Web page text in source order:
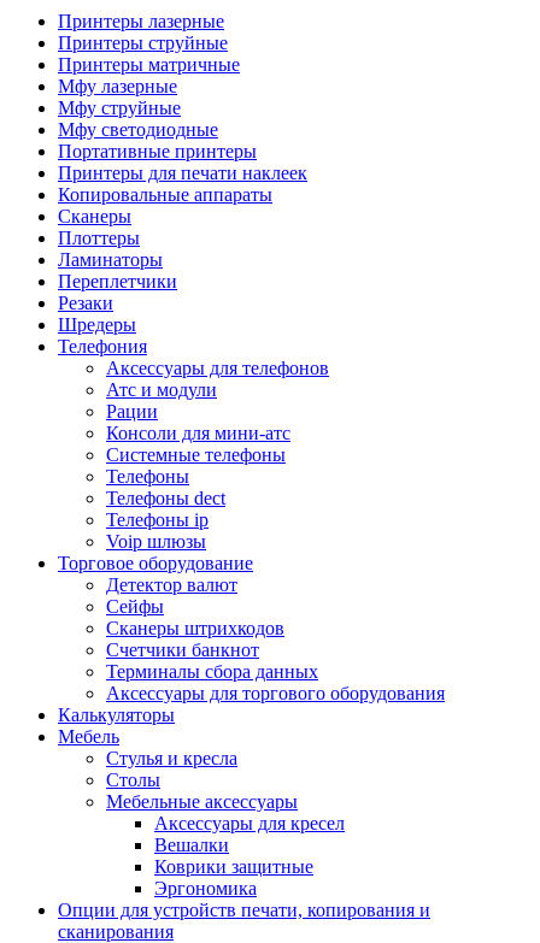
Камеры для видеоконференцсвязи
Аксессуары для видеоконференцсвязи
Системы безопасности и умный дом
Комплекты видеонаблюдения
Мониторы и видеостены
Регистраторы
Замки
Терминалы доступа
Охранно-пожарная сигнализация
Коннекторы и розетки
Инструмент и садовая техника
Электро и пневмоинструмент
Аксессуары для пневмоинструментов
Гайковерты пневматические
Инструмент измерительный
Краскораспылители пневматические
Наборы пневматические
Пистолеты пневматические
Шуруповерты
Дрели
Лобзики
Перфораторы
Шлифмашины
Наборы инструментов
Пилы
Принтеры лазерные
Принтеры струйные
Принтеры матричные
Мфу лазерные
Мфу струйные
Мфу светодиодные
Портативные принтеры
Принтеры для печати наклеек
Копировальные аппараты
Сканеры
Плоттеры
Ламинаторы
Переплетчики
Резаки
Шредеры
Телефония
Аксессуары для телефонов
Атс и модули
Рации
Консоли для мини-атс
Системные телефоны
Телефоны
Телефоны dect
Телефоны ip
Voip шлюзы
Торговое оборудование
Детектор валют
Сейфы
Сканеры штрихкодов
Счетчики банкнот
Терминалы сбора данных
Аксессуары для торгового оборудования
Калькуляторы
Мебель
Стулья и кресла
Столы
Мебельные аксессуары
Аксессуары для кресел
Вешалки
Коврики защитные
Эргономика
Опции для устройств печати, копирования и
сканирования